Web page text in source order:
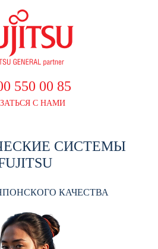
550 00 85
С НАМИ
СИСТЕМЫ
КАЧЕСТВА